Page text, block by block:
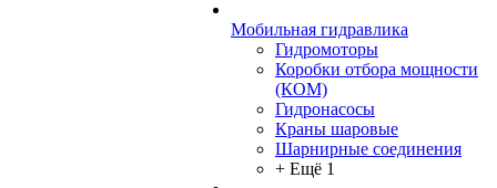
Мобильная гидравлика
Гидромоторы
Коробки отбора мощности
(КОМ)
Гидронасосы
Краны шаровые
Шарнирные соединения
+ Ещё 1